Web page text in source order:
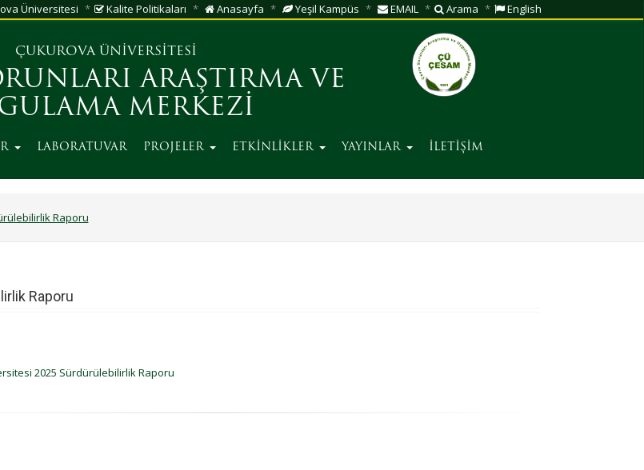
Üniversitesi Kalite Politikaları Anasayfa Yeşil Kampüs EMAIL Arama English
ÇUKUROVA ÜNİVERSİTESİ
ARAŞTIRMA VE
MERKEZİ
LABORATUVAR PROJELER ETKİNLİKLER YAYINLAR İLETİŞİM
Raporu
Raporu
2025 Sürdürülebilirlik Raporu